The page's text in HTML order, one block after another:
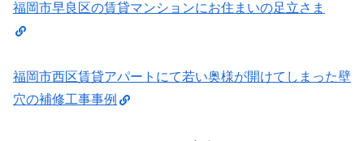
福岡市早良区の賃貸マンションにお住まいの足立さま
福岡市西区賃貸アパートにて若い奥様が開けてしまった壁
穴の補修工事事例